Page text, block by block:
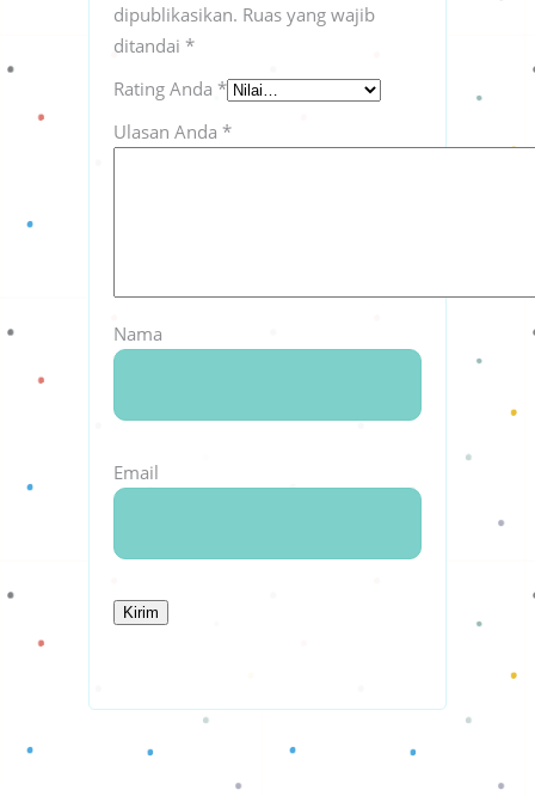
dipublikasikan. Ruas yang wajib
ditandai *
Rating Anda *
Ulasan Anda *
Nama
Email